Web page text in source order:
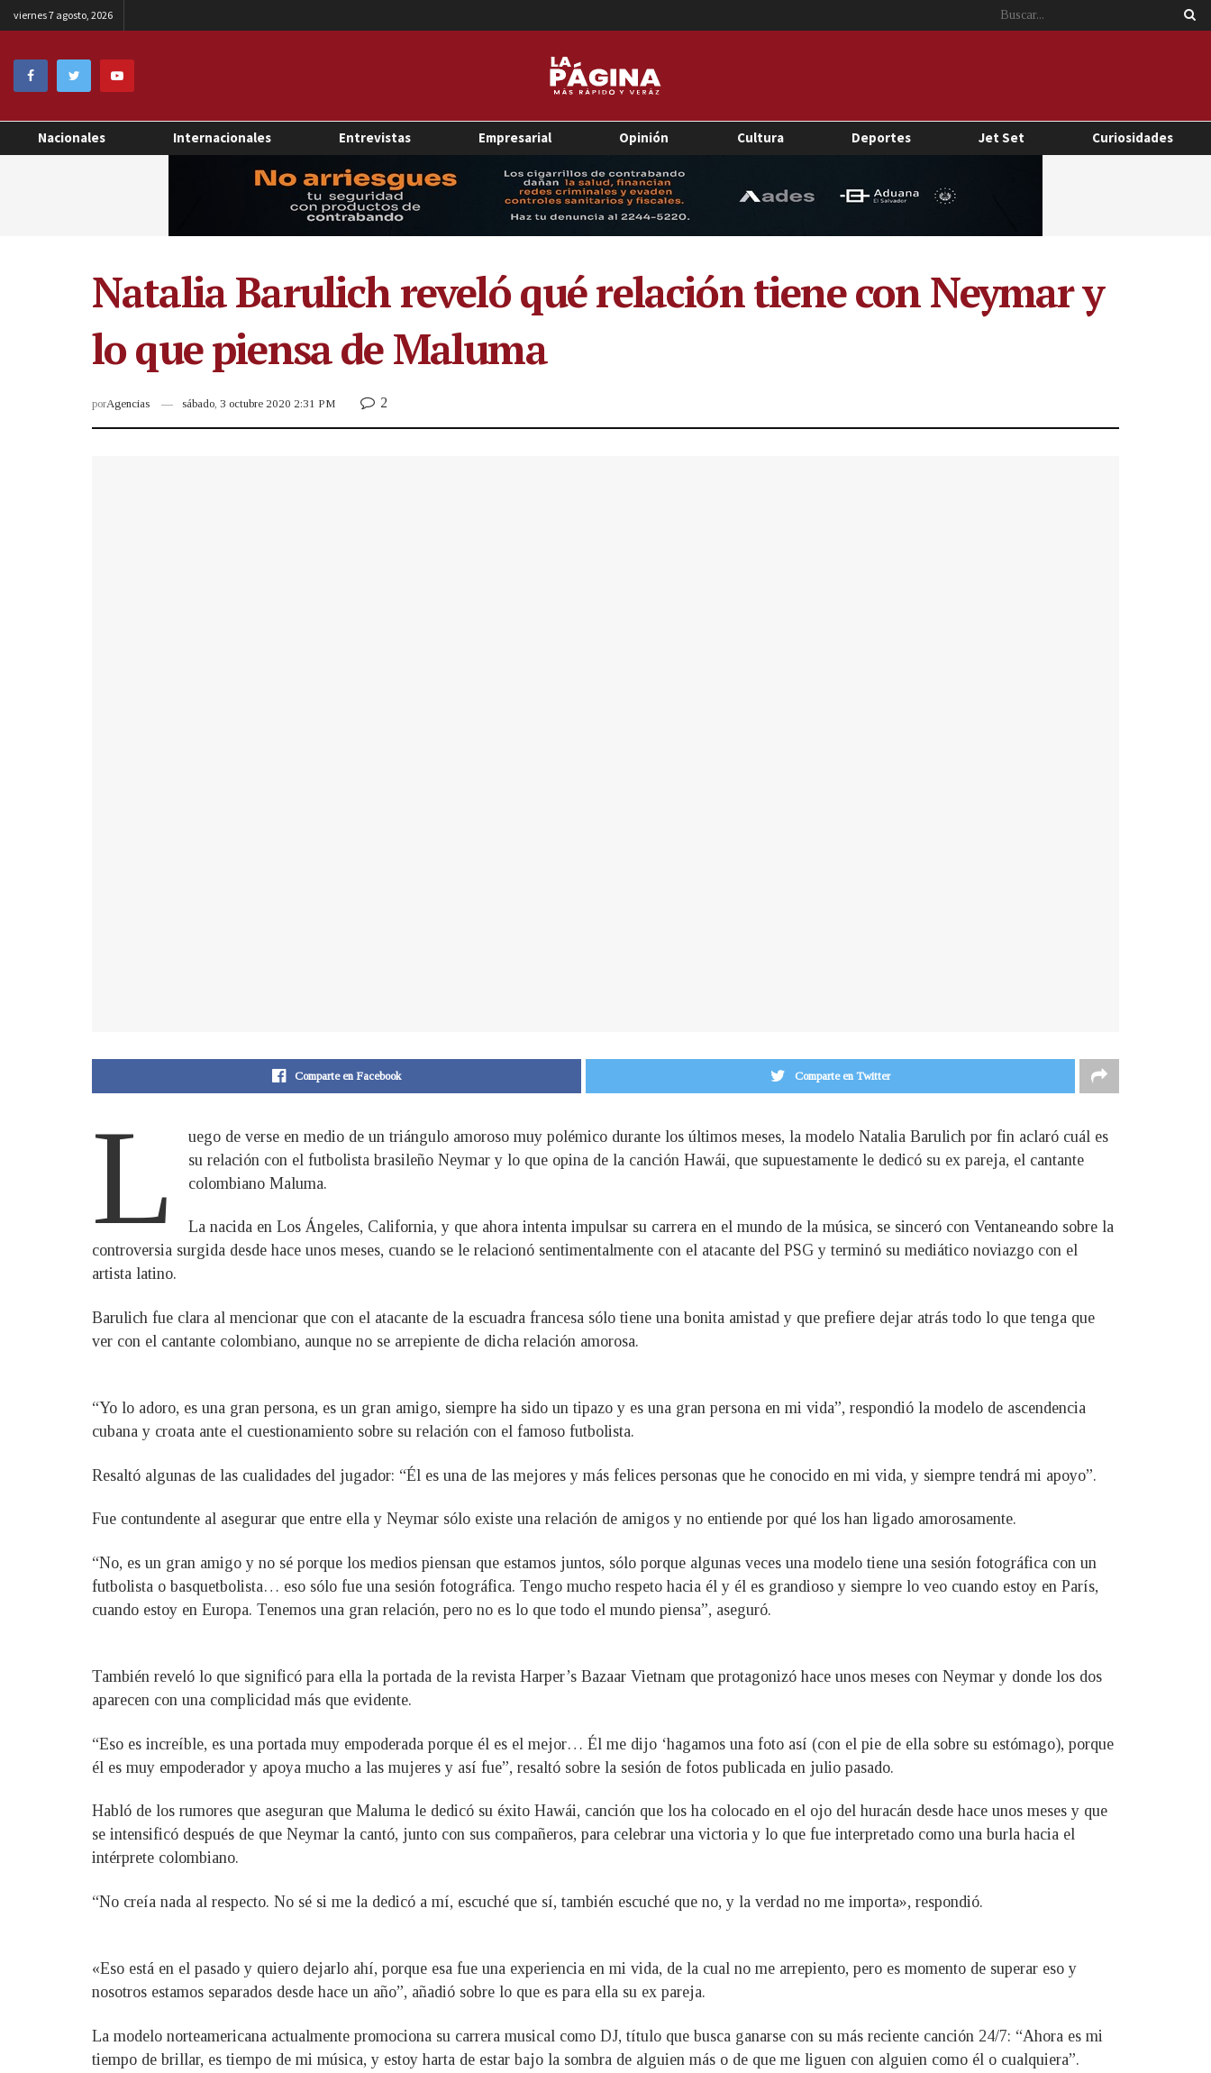
viernes 7 agosto, 2026
Nacionales Internacionales Entrevistas Empresarial Opinión Cultura Deportes Jet Set Curiosidades
Natalia Barulich reveló qué relación tiene con Neymar y
lo que piensa de Maluma
porAgencias sábado, 3 octubre 2020 2:31 PM 2
Comparte en Facebook Comparte en Twitter
L
uego de verse en medio de un triángulo amoroso muy polémico durante los últimos meses, la modelo Natalia Barulich por fin aclaró cuál es
su relación con el futbolista brasileño Neymar y lo que opina de la canción Hawái, que supuestamente le dedicó su ex pareja, el cantante
colombiano Maluma.
La nacida en Los Ángeles, California, y que ahora intenta impulsar su carrera en el mundo de la música, se sinceró con Ventaneando sobre la
controversia surgida desde hace unos meses, cuando se le relacionó sentimentalmente con el atacante del PSG y terminó su mediático noviazgo con el
artista latino.
Barulich fue clara al mencionar que con el atacante de la escuadra francesa sólo tiene una bonita amistad y que prefiere dejar atrás todo lo que tenga que
ver con el cantante colombiano, aunque no se arrepiente de dicha relación amorosa.
“Yo lo adoro, es una gran persona, es un gran amigo, siempre ha sido un tipazo y es una gran persona en mi vida”, respondió la modelo de ascendencia
cubana y croata ante el cuestionamiento sobre su relación con el famoso futbolista.
Resaltó algunas de las cualidades del jugador: “Él es una de las mejores y más felices personas que he conocido en mi vida, y siempre tendrá mi apoyo”.
Fue contundente al asegurar que entre ella y Neymar sólo existe una relación de amigos y no entiende por qué los han ligado amorosamente.
“No, es un gran amigo y no sé porque los medios piensan que estamos juntos, sólo porque algunas veces una modelo tiene una sesión fotográfica con un
futbolista o basquetbolista… eso sólo fue una sesión fotográfica. Tengo mucho respeto hacia él y él es grandioso y siempre lo veo cuando estoy en París,
cuando estoy en Europa. Tenemos una gran relación, pero no es lo que todo el mundo piensa”, aseguró.
También reveló lo que significó para ella la portada de la revista Harper’s Bazaar Vietnam que protagonizó hace unos meses con Neymar y donde los dos
aparecen con una complicidad más que evidente.
“Eso es increíble, es una portada muy empoderada porque él es el mejor… Él me dijo ‘hagamos una foto así (con el pie de ella sobre su estómago), porque
él es muy empoderador y apoya mucho a las mujeres y así fue”, resaltó sobre la sesión de fotos publicada en julio pasado.
Habló de los rumores que aseguran que Maluma le dedicó su éxito Hawái, canción que los ha colocado en el ojo del huracán desde hace unos meses y que
se intensificó después de que Neymar la cantó, junto con sus compañeros, para celebrar una victoria y lo que fue interpretado como una burla hacia el
intérprete colombiano.
“No creía nada al respecto. No sé si me la dedicó a mí, escuché que sí, también escuché que no, y la verdad no me importa», respondió.
«Eso está en el pasado y quiero dejarlo ahí, porque esa fue una experiencia en mi vida, de la cual no me arrepiento, pero es momento de superar eso y
nosotros estamos separados desde hace un año”, añadió sobre lo que es para ella su ex pareja.
La modelo norteamericana actualmente promociona su carrera musical como DJ, título que busca ganarse con su más reciente canción 24/7: “Ahora es mi
tiempo de brillar, es tiempo de mi música, y estoy harta de estar bajo la sombra de alguien más o de que me liguen con alguien como él o cualquiera”.